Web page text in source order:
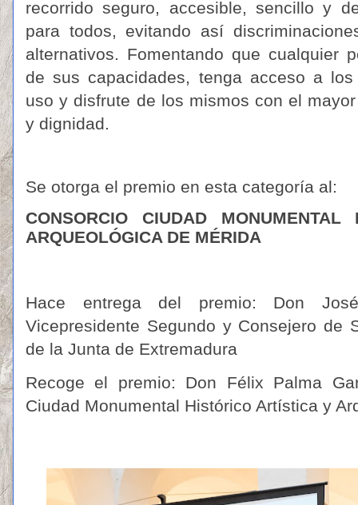
recorrido seguro, accesible, sencillo y
para todos, evitando así
alternativos. Fomentando que cualquier
de sus capacidades, tenga acceso a
uso y disfrute de los mismos con el
y dignidad.
Se otorga el premio en esta categoría al:
CONSORCIO CIUDAD MONUMENTAL
ARQUEOLÓGICA DE MÉRIDA
Hace entrega del premio: Don
Vicepresidente Segundo y Consejero de
de la Junta de Extremadura
Recoge el premio: Don Félix Palma
Ciudad Monumental Histórico Artística y